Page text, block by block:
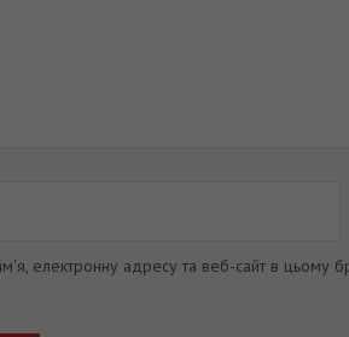
електронну адресу та веб-сайт в цьому